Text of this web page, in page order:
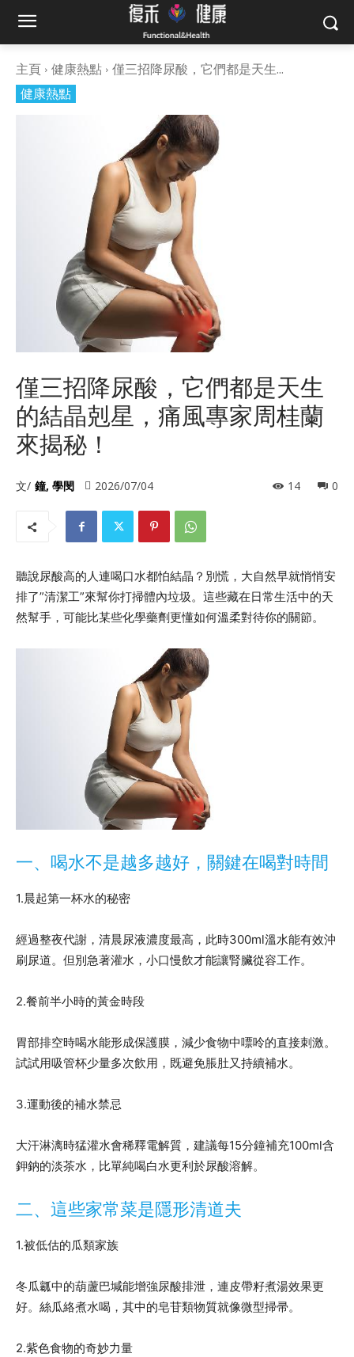
主頁 健康熱點 僅三招降尿酸，它們都是天生...
健康熱點
僅三招降尿酸，它們都是天生
的結晶剋星，痛風專家周桂蘭
來揭秘！
文/ 鐘, 學閔 2026/07/04 0
14
聽說尿酸高的人連喝口水都怕結晶？別慌，大自然早就悄悄安
排了”清潔工”來幫你打掃體內垃圾。這些藏在日常生活中的天
然幫手，可能比某些化學藥劑更懂如何溫柔對待你的關節。
一、喝水不是越多越好，關鍵在喝對時間
1.晨起第一杯水的秘密
經過整夜代謝，清晨尿液濃度最高，此時300ml溫水能有效沖
刷尿道。但別急著灌水，小口慢飲才能讓腎臟從容工作。
2.餐前半小時的黃金時段
胃部排空時喝水能形成保護膜，減少食物中嘌呤的直接刺激。
試試用吸管杯少量多次飲用，既避免脹肚又持續補水。
3.運動後的補水禁忌
大汗淋漓時猛灌水會稀釋電解質，建議每15分鐘補充100ml含
鉀鈉的淡茶水，比單純喝白水更利於尿酸溶解。
二、這些家常菜是隱形清道夫
1.被低估的瓜類家族
冬瓜瓤中的葫蘆巴堿能增強尿酸排泄，連皮帶籽煮湯效果更
好。絲瓜絡煮水喝，其中的皂苷類物質就像微型掃帚。
2.紫色食物的奇妙力量